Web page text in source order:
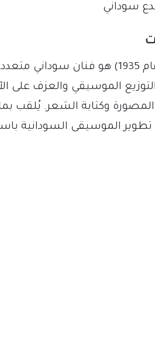
سوداني
شرحبيل أحمد (ولد في عام 1935) هو
الموسيقي والعزف على
وكتابة الشعر. يُلقب
تطوير الموسيقى السودانية